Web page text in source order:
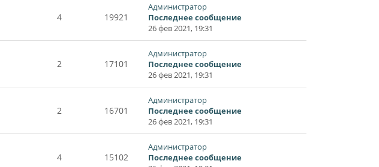
4 19921
Администратор
Последнее сообщение
26 фев 2021, 19:31
2 17101
Администратор
Последнее сообщение
26 фев 2021, 19:31
2 16701
Администратор
Последнее сообщение
26 фев 2021, 19:31
4 15102
Администратор
Последнее сообщение